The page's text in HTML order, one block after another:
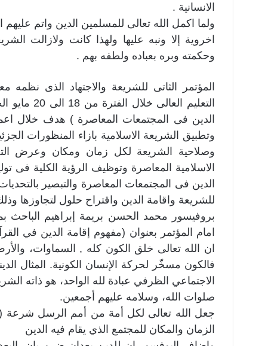
الانسانية .
ولما اكمل الله تعالى للمسلمين الدين واتم
اخروية إلا ونبه عليها ولهذا كانت ولازالت
وحكمته وبره بعباده ولطفه بهم .
المؤتمر الثاتى للشريعة والاجتهاد الذى نظمه
التعليم
الدين فى المجتمعات المعاصرة ) هدف خلال
وتطبيق الشريعة الاسلامية بازاء المنظورات
وصلاحية الشريعة لكل زمان ومكان وعرض
الاسلامية المعاصرة وتوظيف الرؤية الكلية فى
الدين فى المجتمعات المعاصرة والتبصير
للشريعة واقامة الدين واقتراح حلول لتجاوزها
بروفيسور محمد الحسن بريمة إبراهيم الباحث
امام المؤتمر بعنوان (مفهوم إقامة الدين في
ان الله تعالى خلق الكون كله , السماوات،
فالكون مسخّر لحركة الإنسان الكونية. المثال
الاجتماعي الظرفي عبادة لله الواحد، هو ذاته
صلوات الله، وسلامه عليهم أجمعين.
جعل الله تعالى لكل أمة من أمم الرسل شرعة
الزمان والمكان للمجتمع الذي يقام فيه الدين